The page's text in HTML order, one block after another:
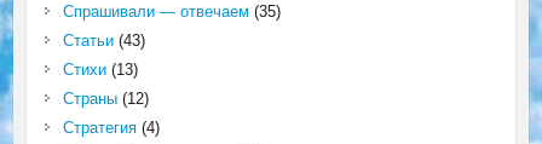
Спрашивали — отвечаем (35)
Статьи(43)
Стихи(13)
Страны(12)
Стратегия(4)